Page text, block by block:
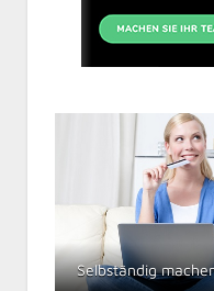
Selbständig